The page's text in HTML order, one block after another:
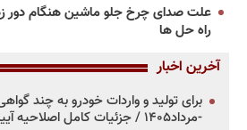
علت صدای چرخ جلو ماشین هنگام
راه حل ها
آخرین اخبار
برای تولید و واردات خودرو به چند
-مرداد۱۴۰۵ / جزئیات کامل اصلاحیه آیین‌نامه اجرایی ماده ۱۰